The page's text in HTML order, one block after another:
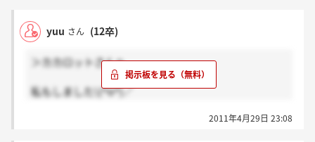
yuu さん (12卒)
＞カカロットさんへ
私もしました\(^o^)／
ゴールデンウイークはずっとドキドキしっぱなしだ
2011年4月29日 23:08